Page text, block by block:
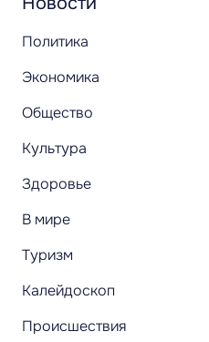
Политика
Экономика
Общество
Культура
Здоровье
В мире
Туризм
Калейдоскоп
Происшествия